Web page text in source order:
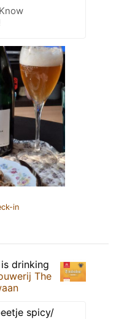
in
is drinking
The
spicy/